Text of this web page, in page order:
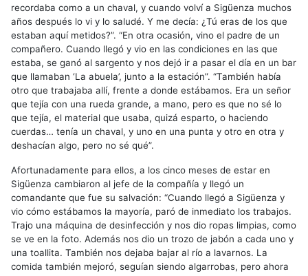
recordaba como a un chaval, y cuando volví a Sigüenza muchos
años después lo vi y lo saludé. Y me decía: ¿Tú eras de los que
estaban aquí metidos?”. “En otra ocasión, vino el padre de un
compañero. Cuando llegó y vio en las condiciones en las que
estaba, se ganó al sargento y nos dejó ir a pasar el día en un bar
que llamaban ‘La abuela’, junto a la estación”. “También había
otro que trabajaba allí, frente a donde estábamos. Era un señor
que tejía con una rueda grande, a mano, pero es que no sé lo
que tejía, el material que usaba, quizá esparto, o haciendo
cuerdas… tenía un chaval, y uno en una punta y otro en otra y
deshacían algo, pero no sé qué”.
Afortunadamente para ellos, a los cinco meses de estar en
Sigüenza cambiaron al jefe de la compañía y llegó un
comandante que fue su salvación: “Cuando llegó a Sigüenza y
vio cómo estábamos la mayoría, paró de inmediato los trabajos.
Trajo una máquina de desinfección y nos dio ropas limpias, como
se ve en la foto. Además nos dio un trozo de jabón a cada uno y
una toallita. También nos dejaba bajar al río a lavarnos. La
comida también mejoró, seguían siendo algarrobas, pero ahora